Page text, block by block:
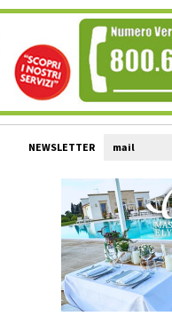
NEWSLETTER